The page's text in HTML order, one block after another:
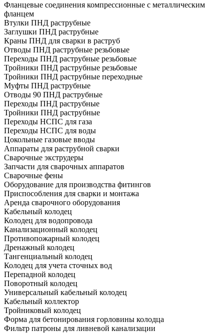
Фланцевые соединения компрессионные с металлическим
фланцем
Втулки ПНД раструбные
Заглушки ПНД раструбные
Краны ПНД для сварки в раструб
Отводы ПНД раструбные резьбовые
Переходы ПНД раструбные резьбовые
Тройники ПНД раструбные резьбовые
Тройники ПНД раструбные переходные
Муфты ПНД раструбные
Отводы 90 ПНД раструбные
Переходы ПНД раструбные
Тройники ПНД раструбные
Переходы НСПС для газа
Переходы НСПС для воды
Цокольные газовые вводы
Аппараты для раструбной сварки
Сварочные экструдеры
Запчасти для сварочных аппаратов
Сварочные фены
Оборудование для производства фитингов
Приспособления для сварки и монтажа
Аренда сварочного оборудования
Кабельный колодец
Колодец для водопровода
Канализационный колодец
Противопожарный колодец
Дренажный колодец
Тангенциальный колодец
Колодец для учета сточных вод
Перепадной колодец
Поворотный колодец
Универсальный кабельный колодец
Кабельный коллектор
Тройниковый колодец
Форма для бетонирования горловины колодца
Фильтр патроны для ливневой канализации